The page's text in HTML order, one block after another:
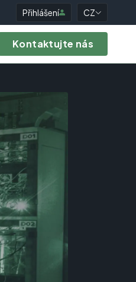
Přihlášení CZ
Kontaktujte nás